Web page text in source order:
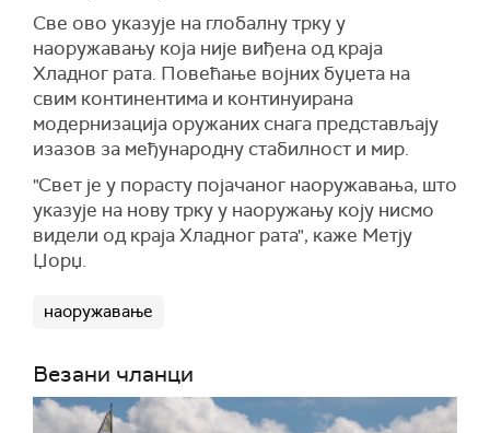
Све ово указује на глобалну трку у
наоружавању која није виђена од краја
Хладног рата. Повећање војних буџета на
свим континентима и континуирана
модернизација оружаних снага представљају
изазов за међународну стабилност и мир.
"Свет је у порасту појачаног наоружавања, што
указује на нову трку у наоружању коју нисмо
видели од краја Хладног рата", каже Метју
Џорџ.
наоружавање
Везани чланци